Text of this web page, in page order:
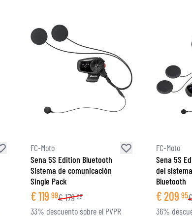
FC-Moto
Sena 5S Edition Bluetooth
Sistema de comunicación
Single Pack
€119 99€179 95
33% descuento sobre el PVPR
FC-Moto
Sena 5S
del
Bluetooth
€209 95
36%